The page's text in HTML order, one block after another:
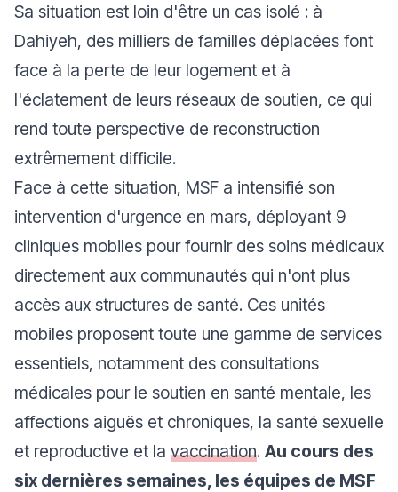
Sa situation est loin d'être un cas isolé : à
Dahiyeh, des milliers de familles déplacées font
face à la perte de leur logement et à
l'éclatement de leurs réseaux de soutien, ce qui
rend toute perspective de reconstruction
extrêmement difficile.
Face à cette situation, MSF a intensifié son
intervention d'urgence en mars, déployant 9
cliniques mobiles pour fournir des soins médicaux
directement aux communautés qui n'ont plus
accès aux structures de santé. Ces unités
mobiles proposent toute une gamme de services
essentiels, notamment des consultations
médicales pour le soutien en santé mentale, les
affections aiguës et chroniques, la santé sexuelle
et reproductive et la vaccination. Au cours des
six dernières semaines, les équipes de MSF